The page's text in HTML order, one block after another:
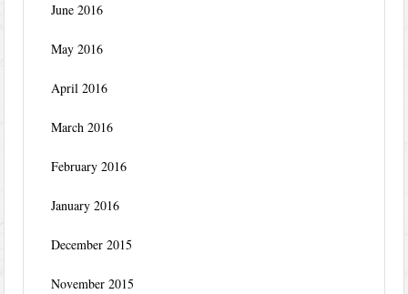
June 2016
May 2016
April 2016
March 2016
February 2016
January 2016
December 2015
November 2015